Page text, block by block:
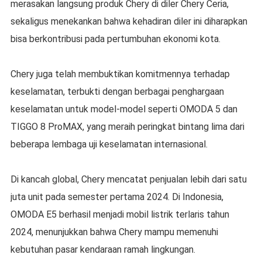
merasakan langsung produk Chery di diler Chery Ceria,
sekaligus menekankan bahwa kehadiran diler ini diharapkan
bisa berkontribusi pada pertumbuhan ekonomi kota.
Chery juga telah membuktikan komitmennya terhadap
keselamatan, terbukti dengan berbagai penghargaan
keselamatan untuk model-model seperti OMODA 5 dan
TIGGO 8 ProMAX, yang meraih peringkat bintang lima dari
beberapa lembaga uji keselamatan internasional.
Di kancah global, Chery mencatat penjualan lebih dari satu
juta unit pada semester pertama 2024. Di Indonesia,
OMODA E5 berhasil menjadi mobil listrik terlaris tahun
2024, menunjukkan bahwa Chery mampu memenuhi
kebutuhan pasar kendaraan ramah lingkungan.